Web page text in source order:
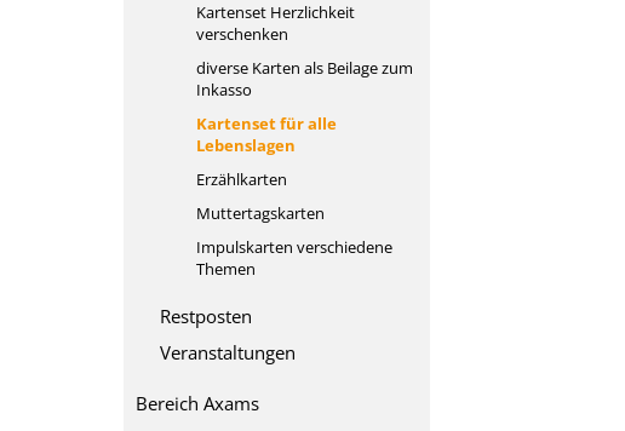
Kartenset Herzlichkeit
verschenken
diverse Karten als Beilage zum
Inkasso
Kartenset für alle
Lebenslagen
Erzählkarten
Muttertagskarten
Impulskarten verschiedene
Themen
Restposten
Veranstaltungen
Bereich Axams